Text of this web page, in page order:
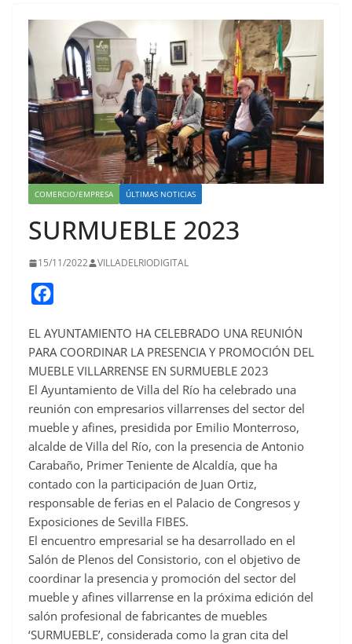
COMERCIO/EMPRESA ÚLTIMAS NOTICIAS
SURMUEBLE 2023
15/11/2022 VILLADELRIODIGITAL
c
e
o
o
k
EL AYUNTAMIENTO HA CELEBRADO UNA REUNIÓN
PARA COORDINAR LA PRESENCIA Y PROMOCIÓN DEL
MUEBLE VILLARRENSE EN SURMUEBLE 2023
El Ayuntamiento de Villa del Río ha celebrado una
reunión con empresarios villarrenses del sector del
mueble y afines, presidida por Emilio Monterroso,
alcalde de Villa del Río, con la presencia de Antonio
Carabaño, Primer Teniente de Alcaldía, que ha
contado con la participación de Juan Ortiz,
responsable de ferias en el Palacio de Congresos y
Exposiciones de Sevilla FIBES.
El encuentro empresarial se ha desarrollado en el
Salón de Plenos del Consistorio, con el objetivo de
coordinar la presencia y promoción del sector del
mueble y afines villarrense en la próxima edición del
salón profesional de fabricantes de muebles
‘SURMUEBLE’, considerada como la gran cita del